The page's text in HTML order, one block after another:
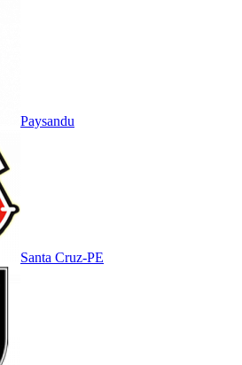
Paysandu
Santa Cruz-PE